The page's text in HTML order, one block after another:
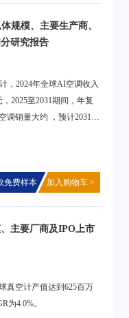
规模、主要生产商、
研究报告
，2024年全球AI空调收入
2025至2031期间，年复
调销量大约 ，预计2031年
免费样本 加入购物车 >
主要厂商及IPO上市
真空计产值达到625百万
为4.0%。